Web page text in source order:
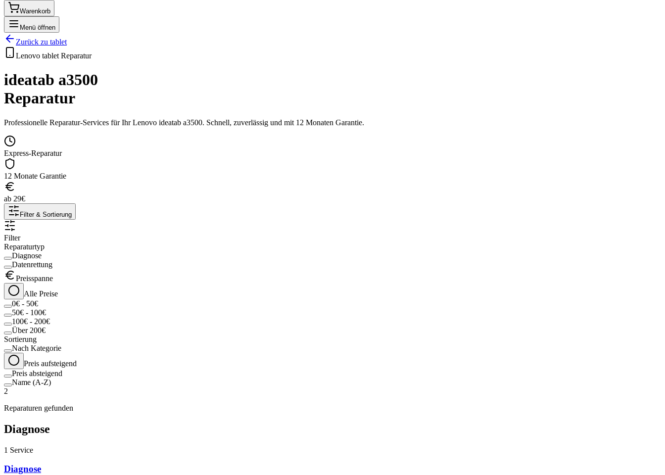
Warenkorb
Menü öffnen
Zurück zu tablet
Lenovo tablet Reparatur
ideatab a3500
Reparatur
Professionelle Reparatur-Services für IhrLenovo ideatab a3500. Schnell, zuverlässig und mit 12 Monaten Garantie.
Express-Reparatur
12 Monate Garantie
ab 29€
Filter & Sortierung
Filter
Reparaturtyp
Diagnose
Datenrettung
Preisspanne
Alle Preise
0€ - 50€
50€ - 100€
100€ - 200€
Über 200€
Sortierung
Nach Kategorie
Preis aufsteigend
Preis absteigend
Name (A-Z)
2
Reparaturen gefunden
Diagnose
1 Service
Diagnose